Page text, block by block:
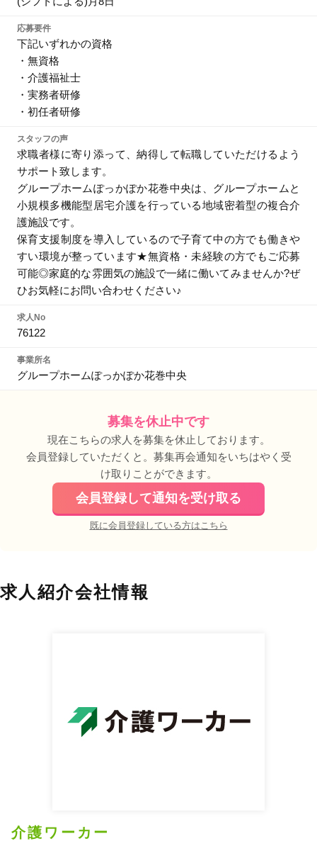
応募要件
下記いずれかの資格
・無資格
・介護福祉士
・実務者研修
・初任者研修
スタッフの声
求職者様に寄り添って、納得して転職していただけるよう
サポート致します。
グループホームぽっかぽか花巻中央は、グループホームと
小規模多機能型居宅介護を行っている地域密着型の複合介
護施設です。
保育支援制度を導入しているので子育て中の方でも働きや
すい環境が整っています★無資格・未経験の方でもご応募
可能◎家庭的な雰囲気の施設で一緒に働いてみませんか?ぜ
ひお気軽にお問い合わせください♪
求人No
76122
事業所名
グループホームぽっかぽか花巻中央
募集を休止中です
現在こちらの求人を募集を休止しております。
会員登録していただくと。募集再会通知をいちはやく受
け取りことができます。
会員登録して通知を受け取る
既に会員登録している方はこちら
求人紹介会社情報
介護ワーカー